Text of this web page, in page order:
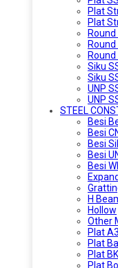
Plat
Plat
Siku
Siku
UNP
UNP
STEEL
Besi
Besi
Besi
Besi
Besi
H
Hollow
Other
Plat
Plat
Plat
Plat